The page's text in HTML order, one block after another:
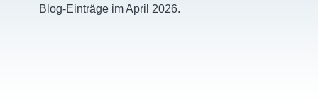
Blog-Einträge im April 2026.